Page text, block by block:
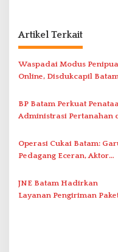
s
i
p
s
Artikel Terkait
Waspadai Modus
Online, Disdukcapil
Tatap Muka
BP Batam Perkuat
Administrasi Pertanahan
Operasi Cukai Batam:
Pedagang Eceran, Aktor
Tersentuh?
JNE Batam Hadirkan
Layanan Pengiriman